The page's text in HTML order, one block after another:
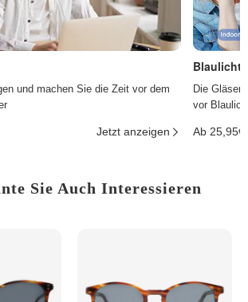
und machen Sie die Zeit vor dem
Jetzt anzeigen
Die Gläser
vor
Ab 25,95€
Sie Auch Interessieren